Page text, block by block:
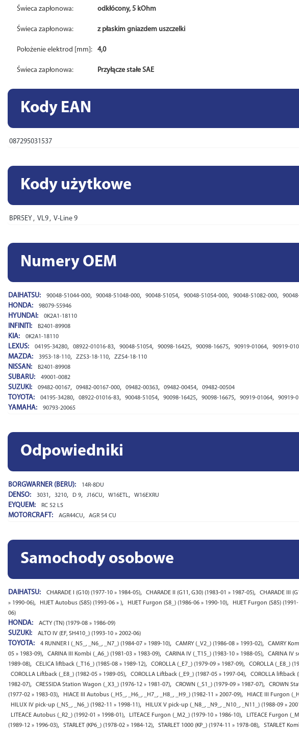
Świeca zapłonowa: odkłócony, 5 kOhm
Świeca zapłonowa: z płaskim gniazdem uszczelki
Położenie elektrod [mm]: 4,0
Świeca zapłonowa: Przyłącze stałe SAE
Kody EAN
087295031537
Kody użytkowe
BPR5EY , VL9, V-Line 9
Numery OEM
DAIHATSU: 90048-51044-000, 90048-51048-000, 90048-51054, 90048-51054-000, 90048-51082-000,
HONDA: 98079-55946
HYUNDAI: 0K2A1-18110
INFINITI: B2401-89908
KIA: 0K2A1-18110
LEXUS: 04195-34280, 08922-01016-83, 90048-51054, 90098-16425, 90098-16675, 90919-01064, 90919-
MAZDA: 3953-18-110, ZZS3-18-110, ZZS4-18-110
NISSAN: B2401-89908
SUBARU: 49001-0082
SUZUKI: 09482-00167, 09482-00167-000, 09482-00363, 09482-00454, 09482-00504
TOYOTA: 04195-34280, 08922-01016-83, 90048-51054, 90098-16425, 90098-16675, 90919-01064, 90919-
YAMAHA: 90793-20065
Odpowiedniki
BORGWARNER (BERU): 14R-8DU
DENSO: 3031 , 3210, D 9, J16CU, W16ETL, W16EXRU
EYQUEM: RC 52 LS
MOTORCRAFT: AGR44CU, AGR 54 CU
Samochody osobowe
DAIHATSU: CHARADE I (G10) (1977-10 » 1984-05), CHARADE II (G11, G30) (1983-01 » 1987-05), CHARADE III
» 1990-06), HIJET Autobus (S85) (1993-06 » ), HIJET Furgon (S8_) (1986-06 » 1990-10), HIJET Furgon (S85)
06)
HONDA: ACTY (TN) (1979-08 » 1986-09)
SUZUKI: ALTO IV (EF, SH410_) (1993-10 » 2002-06)
TOYOTA: 4 RUNNER I (_N5_, _N6_, _N7_) (1984-07 » 1989-10), CAMRY (_V2_) (1986-08 » 1993-02), CAMRY
05 » 1983-09), CARINA III Kombi (_A6_) (1981-03 » 1983-09), CARINA IV (_T15_) (1983-10 » 1988-05), CARINA IV
1989-08), CELICA liftback (_T16_) (1985-08 » 1989-12), COROLLA (_E7_) (1979-09 » 1987-09), COROLLA (_E8_)
COROLLA Liftback (_E8_) (1982-05 » 1989-05), COROLLA Liftback (_E9_) (1987-05 » 1997-04), COROLLA liftback
1982-07), CRESSIDA Station Wagon (_X3_) (1976-12 » 1981-07), CROWN (_S1_) (1979-09 » 1987-07), CROWN
(1977-02 » 1983-03), HIACE III Autobus (_H5_, _H6_, _H7_, _H8_, _H9_) (1982-11 » 2007-09), HIACE III Furgon
HILUX IV pick-up (_N5_, _N6_) (1982-11 » 1998-11), HILUX V pick-up (_N8_, _N9_, _N10_, _N11_) (1988-09 »
LITEACE Autobus (_R2_) (1992-01 » 1998-01), LITEACE Furgon (_M2_) (1979-10 » 1986-10), LITEACE Furgon
(1989-12 » 1996-03), STARLET (KP6_) (1978-02 » 1984-12), STARLET 1000 (KP_) (1974-11 » 1978-08), STARLET